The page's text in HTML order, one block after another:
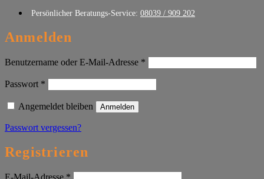
Persönlicher Beratungs-Service: 08039 / 909 202
Anmelden
Benutzername oder E-Mail-Adresse *
Passwort *
Angemeldet bleiben Anmelden
Passwort vergessen?
Registrieren
E-Mail-Adresse *